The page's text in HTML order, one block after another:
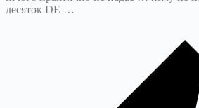
десяток DE …